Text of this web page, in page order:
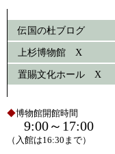
伝国の杜ブログ
上杉博物館 X
置賜文化ホール X
◆博物館開館時間
9:00～17:00
（入館は16:30まで）